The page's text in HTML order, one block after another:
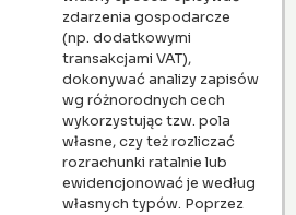
zdarzenia gospodarcze
(np. dodatkowymi
transakcjami VAT),
dokonywać analizy zapisów
wg różnorodnych cech
wykorzystując tzw. pola
własne, czy też rozliczać
rozrachunki ratalnie lub
ewidencjonować je według
własnych typów. Poprzez